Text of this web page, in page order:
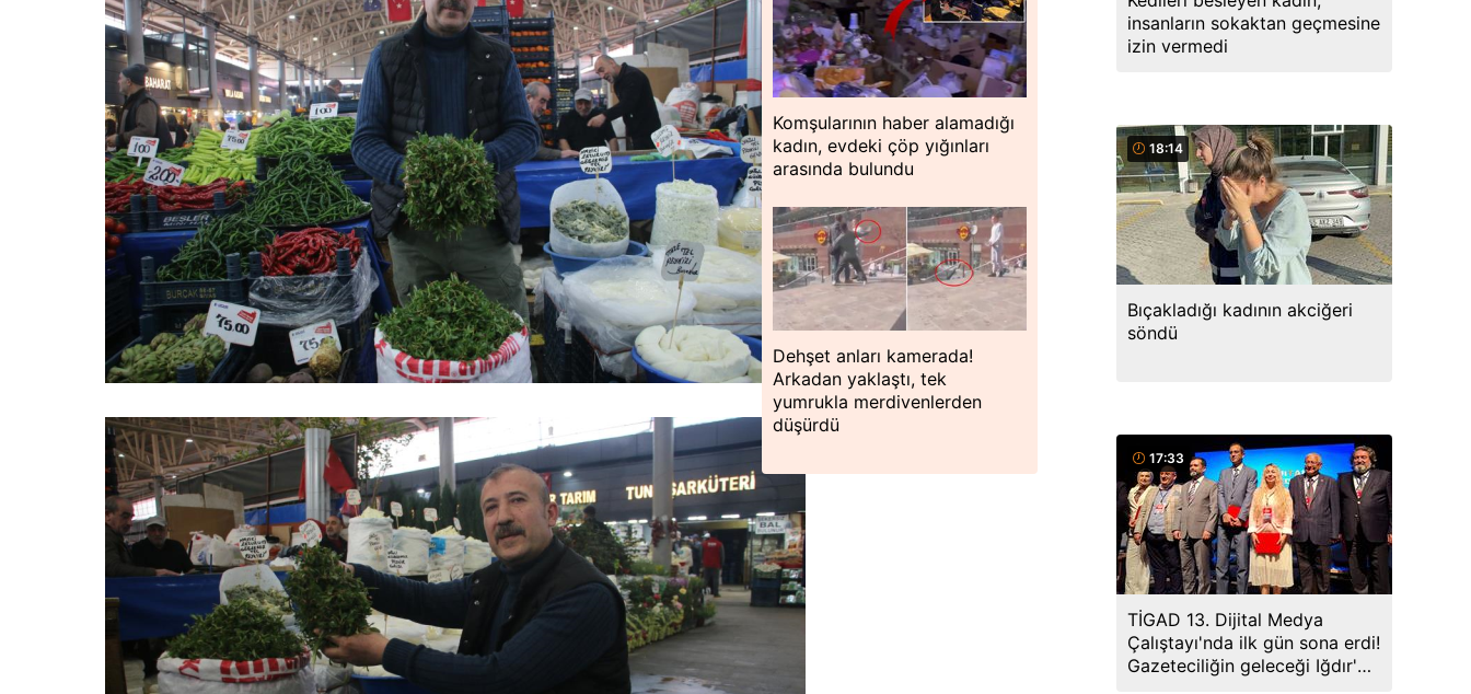
Komşularının haber alamadığı
kadın, evdeki çöp yığınları
arasında bulundu
Dehşet anları kamerada!
Arkadan yaklaştı, tek
yumrukla merdivenlerden
düşürdü
insanların sokaktan geçmesine
izin vermedi
18:14
Bıçakladığı kadının akciğeri
söndü
17:33
TİGAD 13. Dijital Medya
Çalıştayı'nda ilk gün sona erdi!
Gazeteciliğin geleceği Iğdır'da